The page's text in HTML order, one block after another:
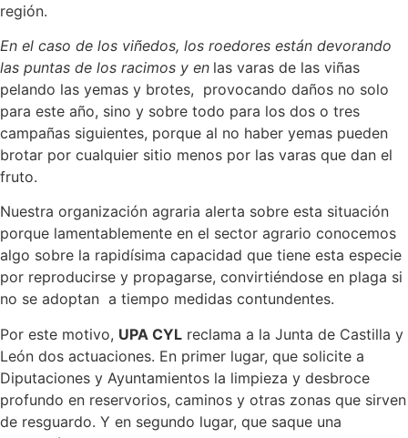
región.
En el caso de los viñedos, los roedores están devorando
las puntas de los racimos y en las varas de las viñas
pelando las yemas y brotes, provocando daños no solo
para este año, sino y sobre todo para los dos o tres
campañas siguientes, porque al no haber yemas pueden
brotar por cualquier sitio menos por las varas que dan el
fruto.
Nuestra organización agraria alerta sobre esta situación
porque lamentablemente en el sector agrario conocemos
algo sobre la rapidísima capacidad que tiene esta especie
por reproducirse y propagarse, convirtiéndose en plaga si
no se adoptan a tiempo medidas contundentes.
Por este motivo, UPA CYL reclama a la Junta de Castilla y
León dos actuaciones. En primer lugar, que solicite a
Diputaciones y Ayuntamientos la limpieza y desbroce
profundo en reservorios, caminos y otras zonas que sirven
de resguardo. Y en segundo lugar, que saque una